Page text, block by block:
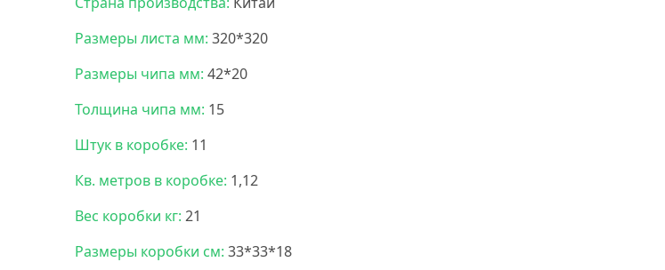
Размеры листа мм: 320*320
Размеры чипа мм: 42*20
Толщина чипа мм: 15
Штук в коробке: 11
Кв. метров в коробке: 1,12
Вес коробки кг: 21
Размеры коробки см: 33*33*18